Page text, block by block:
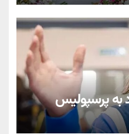
به پرسپولیس